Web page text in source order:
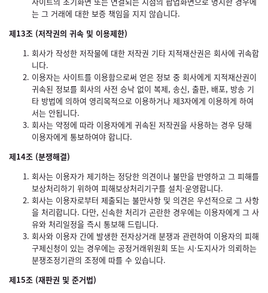
는 그 거래에 대한 보증 책임을 지지 않습니다.
제13조 (저작권의 귀속 및 이용제한)
회사가 작성한 저작물에 대한 저작권 기타 지적재산권은 회사에 귀속합
니다.
이용자는 사이트를 이용함으로써 얻은 정보 중 회사에게 지적재산권이
귀속된 정보를 회사의 사전 승낙 없이 복제, 송신, 출판, 배포, 방송 기
타 방법에 의하여 영리목적으로 이용하거나 제3자에게 이용하게 하여
서는 안됩니다.
회사는 약정에 따라 이용자에게 귀속된 저작권을 사용하는 경우 당해
이용자에게 통보하여야 합니다.
제14조 (분쟁해결)
회사는 이용자가 제기하는 정당한 의견이나 불만을 반영하고 그 피해를
보상처리하기 위하여 피해보상처리기구를 설치·운영합니다.
회사는 이용자로부터 제출되는 불만사항 및 의견은 우선적으로 그 사항
을 처리합니다. 다만, 신속한 처리가 곤란한 경우에는 이용자에게 그 사
유와 처리일정을 즉시 통보해 드립니다.
회사와 이용자 간에 발생한 전자상거래 분쟁과 관련하여 이용자의 피해
구제신청이 있는 경우에는 공정거래위원회 또는 시·도지사가 의뢰하는
분쟁조정기관의 조정에 따를 수 있습니다.
제15조 (재판권 및 준거법)